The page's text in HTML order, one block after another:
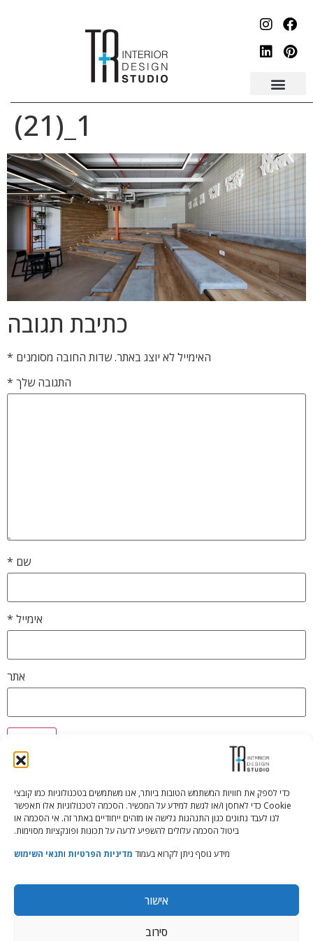
כדי לספק את חוויות המשתמש הטובות ביותר, אנו משתמשים בטכנולוגיות כמו קובצי
Cookie כדי לאחסן ו/או לגשת למידע על המכשיר. הסכמה לטכנולוגיות אלו תאפשר
לנו לעבד נתונים כגון התנהגות גלישה או מזהים ייחודיים באתר זה. אי הסכמה או
ביטול הסכמה עלולים להשפיע לרעה על תכונות ופונקציות מסוימות.
מידע נוסף ניתן לקרוא בעמוד מדיניות הפרטיות ותנאי השימוש
אישור
סירוב
1_(21)
כתיבת תגובה
האימייל לא יוצג באתר.שדות החובה מסומנים *
התגובה שלך *
שם *
אימייל *
אתר
Tali Shenfeld:052.620.2446
tali@TRstudio.co.il
rakefet@TRstudio.co.il